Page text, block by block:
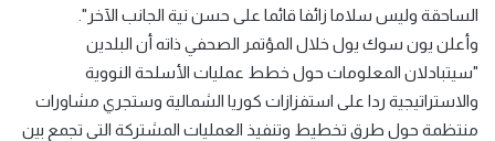
الساحقة وليس سلاما زائفا قائما على حسن نية الجانب الآخر".
وأعلن يون سوك يول خلال المؤتمر الصحفي ذاته أن البلدين
"سيتبادلان المعلومات حول خطط عمليات الأسلحة النووية
والاستراتيجية ردا على استفزازات كوريا الشمالية وستجري مشاورات
منتظمة حول طرق تخطيط وتنفيذ العمليات المشتركة التي تجمع بين